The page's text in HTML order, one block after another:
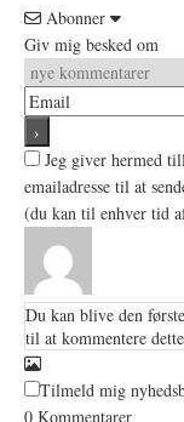
Abonner
Giv mig besked om
Jeg giver hermed
emailadresse til at
(du kan til enhver tid
Tilmeld mig
0 Kommentarer